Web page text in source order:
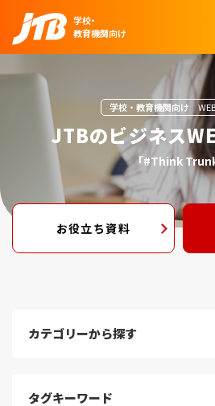
学校・
教育機関向け
学校・教育機関向け
JTBのビジネス
「#Think
お役立ち資料
カテゴリーから探す
タグキーワード